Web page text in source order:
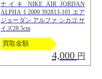
ナイキ NIKE AIR JORDAN
ALPHA 1 2009 392813-101 エア
ジョーダン アルファ シカゴ サ
イズ28.5cm
買取金額
4,000 円